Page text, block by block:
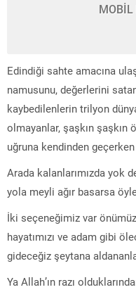
Edindiği sahte amacına
namusunu, değerlerini
kaybedilenlerin trilyon
olmayanlar, şaşkın
uğruna kendinden
Arada kalanlarımızda yok
yola meyli ağır basarsa
İki seçeneğimiz var
hayatımızı ve adam gibi
gideceğiz şeytana
Ya Allah’ın razı